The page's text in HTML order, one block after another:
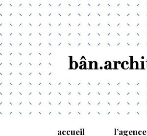
accueil l’agence